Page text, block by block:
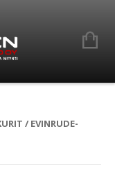
/ EVINRUDE-